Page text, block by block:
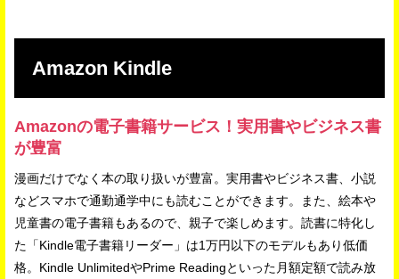
Amazon Kindle
Amazonの電子書籍サービス！実用書やビジネス書
が豊富
漫画だけでなく本の取り扱いが豊富。実用書やビジネス書、小説
などスマホで通勤通学中にも読むことができます。また、絵本や
児童書の電子書籍もあるので、親子で楽しめます。読書に特化し
た「Kindle電子書籍リーダー」は1万円以下のモデルもあり低価
格。Kindle UnlimitedやPrime Readingといった月額定額で読み放